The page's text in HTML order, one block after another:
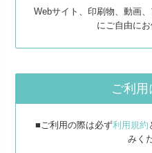
Webサイト、印刷物、動画
にご自由にお
ご利用
■ご利用の際は必ず利用規約
みく